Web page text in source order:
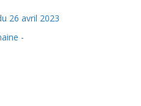
26 avril 2023